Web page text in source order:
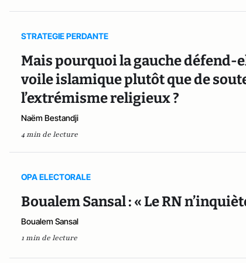
STRATEGIE PERDANTE
Mais pourquoi la gauche
voile islamique plutôt que de
l’extrémisme religieux ?
Naëm Bestandji
4 min de lecture
OPA ELECTORALE
Boualem Sansal : « Le RN
Boualem Sansal
1 min de lecture